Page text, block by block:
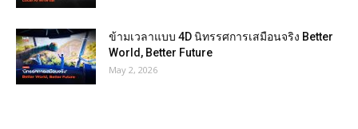
ข้ามเวลาแบบ 4D นิทรรศการเสมือนจริง Better
World, Better Future
May 2, 2026